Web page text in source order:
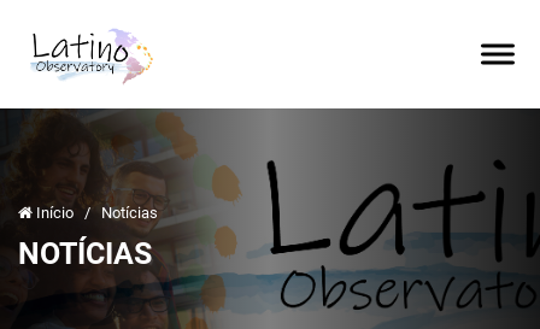
Início / Notícias
NOTÍCIAS